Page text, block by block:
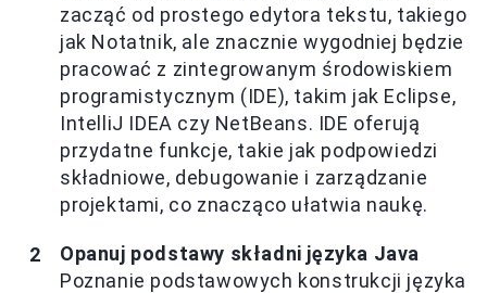
zacząć od prostego edytora tekstu, takiego
jak Notatnik, ale znacznie wygodniej będzie
pracować z zintegrowanym środowiskiem
programistycznym (IDE), takim jak Eclipse,
IntelliJ IDEA czy NetBeans. IDE oferują
przydatne funkcje, takie jak podpowiedzi
składniowe, debugowanie i zarządzanie
projektami, co znacząco ułatwia naukę.
Opanuj podstawy składni języka Java
Poznanie podstawowych konstrukcji języka